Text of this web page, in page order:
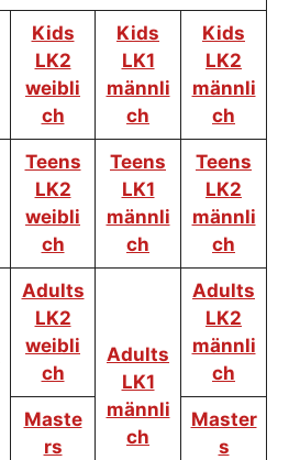
Kids
LK2
weibli
ch
Kids
LK1
männli
ch
Kids
LK2
männli
ch
Teens
LK2
weibli
ch
Teens
LK1
männli
ch
Teens
LK2
männli
ch
Adults
LK2
weibli
ch
Adults
LK1
männli
ch
Adults
LK2
männli
ch
Maste
rs
Master
s